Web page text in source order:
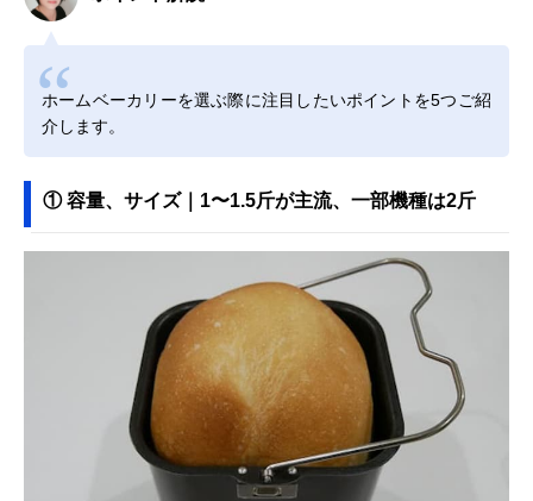
ホームベーカリーを選ぶ際に注目したいポイントを5つご紹
介します。
① 容量、サイズ｜1〜1.5斤が主流、一部機種は2斤